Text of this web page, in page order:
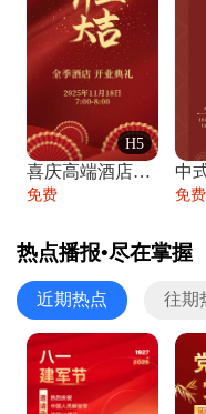
H5
喜庆高端酒店开业大吉邀请函
免费 免费
热点播报•尽在掌握
近期热点 往期